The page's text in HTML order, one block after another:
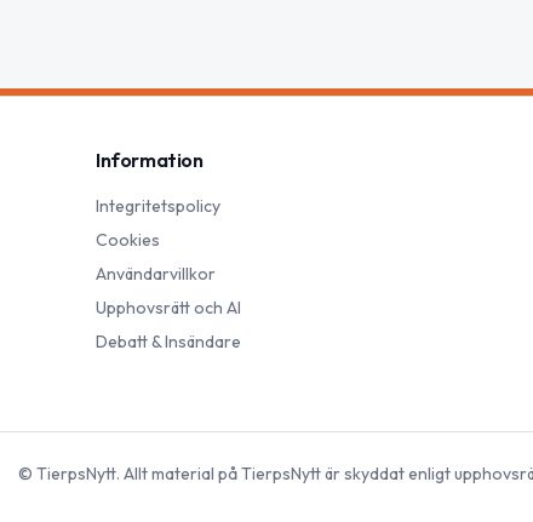
Information
Integritetspolicy
Cookies
Användarvillkor
Upphovsrätt och AI
Debatt & Insändare
© TierpsNytt. Allt material påTierpsNyttär skyddat enligt